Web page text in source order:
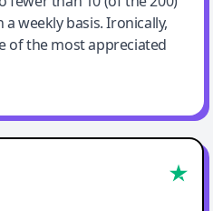
weekly basis. Ironically,
of the most appreciated